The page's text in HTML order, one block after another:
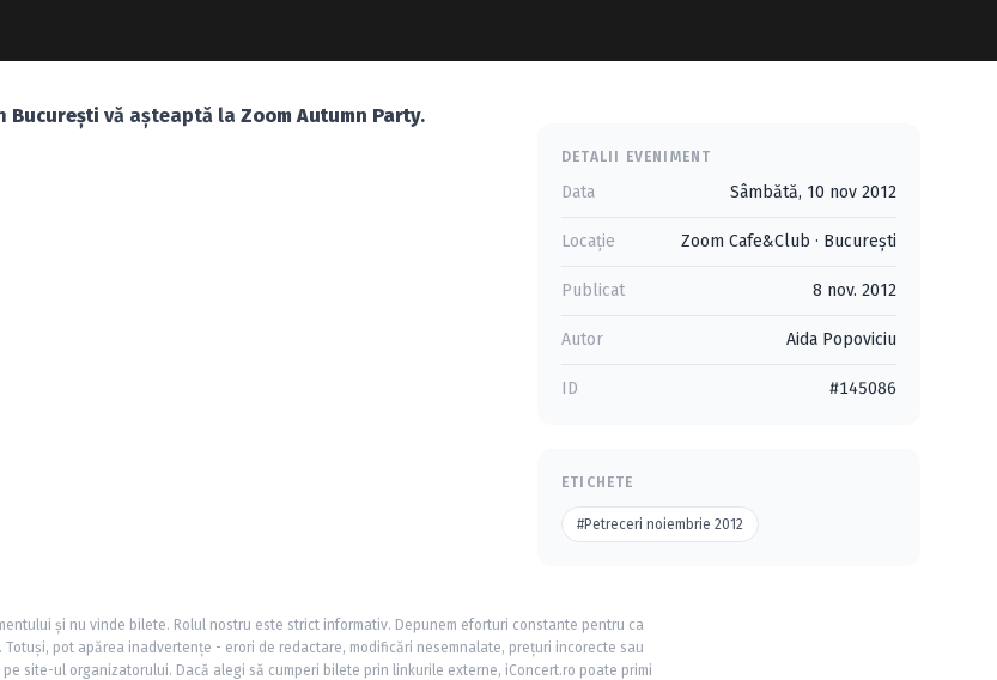
Bucureşti vă aşteaptă la Zoom Autumn Party.
DETALII EVENIMENT
Data Sâmbătă, 10 nov 2012
Locație Zoom Cafe&Club · Bucureşti
Publicat 8 nov. 2012
Autor Aida Popoviciu
ID #145086
ETICHETE
#Petreceri noiembrie 2012
și nu vinde bilete. Rolul nostru este strict informativ. Depunem eforturi constante pentru ca
pot apărea inadvertențe - erori de redactare, modificări nesemnalate, prețuri incorecte sau
site-ul organizatorului. Dacă alegi să cumperi bilete prin linkurile externe, iConcert.ro poate primi